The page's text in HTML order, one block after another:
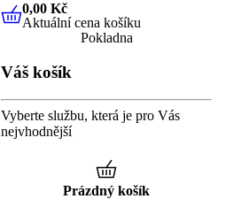
0,00 KčAktuální cena košíku
0,00 Kč
Aktuální cena košíku
Pokladna
Váš košík
Vyberte službu, která je pro Vás
nejvhodnější
Prázdný košík